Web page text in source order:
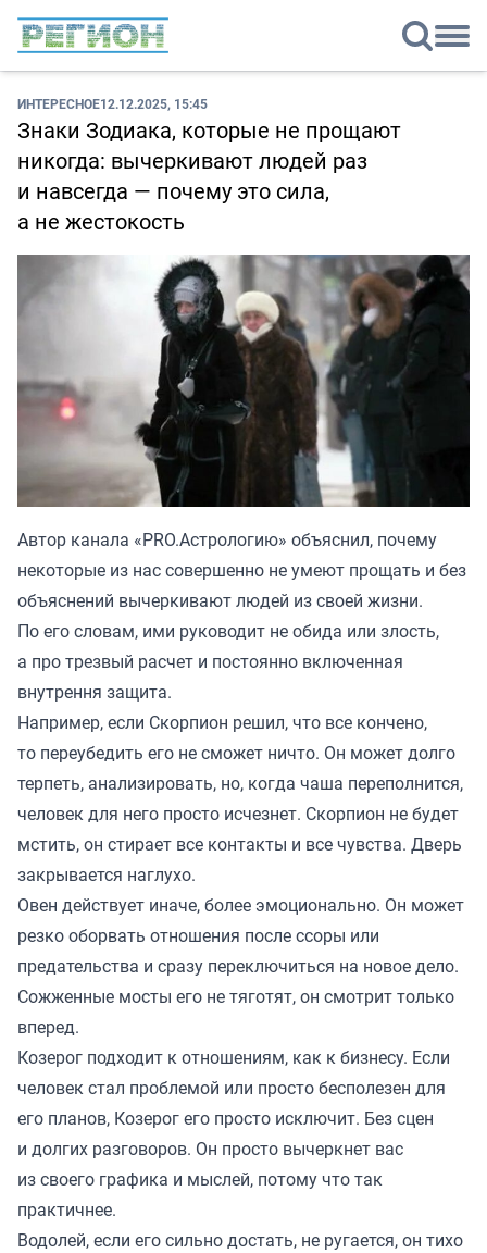
ИНТЕРЕСНОЕ12.12.2025, 15:45
Знаки Зодиака, которые не прощают
никогда: вычеркивают людей раз
и навсегда — почему это сила,
а не жестокость
Автор канала «PRO.Астрологию» объяснил, почему
некоторые из нас совершенно не умеют прощать и без
объяснений вычеркивают людей из своей жизни.
По его словам, ими руководит не обида или злость,
а про трезвый расчет и постоянно включенная
внутрення защита.
Например, если Скорпион решил, что все кончено,
то переубедить его не сможет ничто. Он может долго
терпеть, анализировать, но, когда чаша переполнится,
человек для него просто исчезнет. Скорпион не будет
мстить, он стирает все контакты и все чувства. Дверь
закрывается наглухо.
Овен действует иначе, более эмоционально. Он может
резко оборвать отношения после ссоры или
предательства и сразу переключиться на новое дело.
Сожженные мосты его не тяготят, он смотрит только
вперед.
Козерог подходит к отношениям, как к бизнесу. Если
человек стал проблемой или просто бесполезен для
его планов, Козерог его просто исключит. Без сцен
и долгих разговоров. Он просто вычеркнет вас
из своего графика и мыслей, потому что так
практичнее.
Водолей, если его сильно достать, не ругается, он тихо